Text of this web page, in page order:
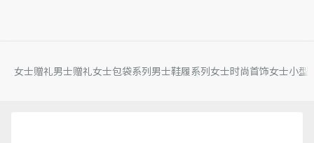
女士赠礼男士赠礼女士包袋系列男士鞋履系列女士时尚首饰女士小型